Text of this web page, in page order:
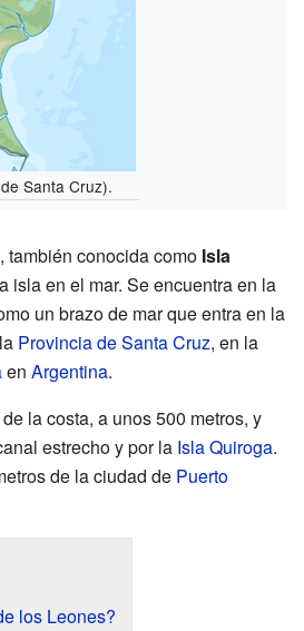
Santa Cruz).
, también conocida como Isla
isla en el mar. Se encuentra en la
un brazo de mar que entra en la
Provincia de Santa Cruz, en la
en Argentina.
la costa, a unos 500 metros, y
estrecho y por la Isla Quiroga.
de la ciudad de Puerto
los Leones?